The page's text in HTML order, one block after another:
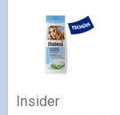
Insider